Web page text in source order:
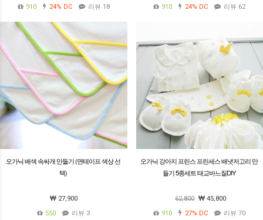
910
24% DC 리뷰 18
910
24% DC 리뷰 62
오가닉 배색 속싸개 만들기 (면테이프 색상 선
택)
27,900
550
리뷰 3
오가닉 강아지 프린스 프린세스 배냇저고리 만
들기 5종세트 태교바느질DIY
62,800
45,800
910
27% DC 리뷰 70